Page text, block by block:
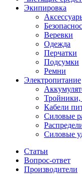
Экипировка
Веревки
Одежда
Перчатки
Подсумки
Ремни
Электропитание
Тройники,
Кабели
Силовые
Силовые
Статьи
Вопрос-ответ
Производители